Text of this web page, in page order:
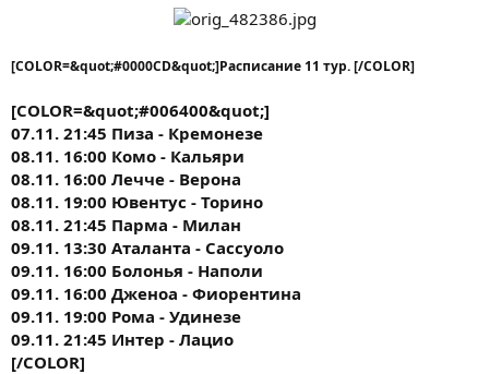
[COLOR=&quot;#0000CD&quot;]Расписание 11 тур. [/COLOR]
[COLOR=&quot;#006400&quot;]
07.11. 21:45 Пиза - Кремонезе
08.11. 16:00 Комо - Кальяри
08.11. 16:00 Лечче - Верона
08.11. 19:00 Ювентус - Торино
08.11. 21:45 Парма - Милан
09.11. 13:30 Аталанта - Сассуоло
09.11. 16:00 Болонья - Наполи
09.11. 16:00 Дженоа - Фиорентина
09.11. 19:00 Рома - Удинезе
09.11. 21:45 Интер - Лацио
[/COLOR]